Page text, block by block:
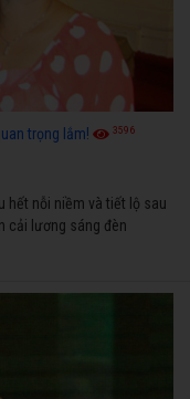
trọng lắm! 3596
hết nỗi niềm và tiết lộ sau
cải lương sáng đèn